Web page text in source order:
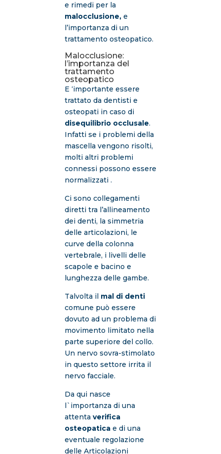
e rimedi per la
malocclusione,e
l’importanza di un
trattamento osteopatico.
Malocclusione:
l’importanza del
trattamento
osteopatico
E ‘importante essere
trattato da dentisti e
osteopati in caso di
disequilibrio occlusale.
Infatti se i problemi della
mascella vengono risolti,
molti altri problemi
connessi possono essere
normalizzati .
Ci sono collegamenti
diretti tra l’allineamento
dei denti, la simmetria
delle articolazioni, le
curve della colonna
vertebrale, i livelli delle
scapole e bacino e
lunghezza delle gambe.
Talvolta il mal di denti
comune può essere
dovuto ad un problema di
movimento limitato nella
parte superiore del collo.
Un nervo sovra-stimolato
in questo settore irrita il
nervo facciale.
Da qui nasce
l`importanza di una
attenta verifica
osteopaticae di una
eventuale regolazione
delle Articolazioni